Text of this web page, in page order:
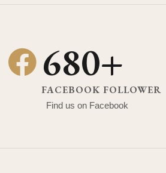
680+
FACEBOOK FOLLOWER
Find us on Facebook